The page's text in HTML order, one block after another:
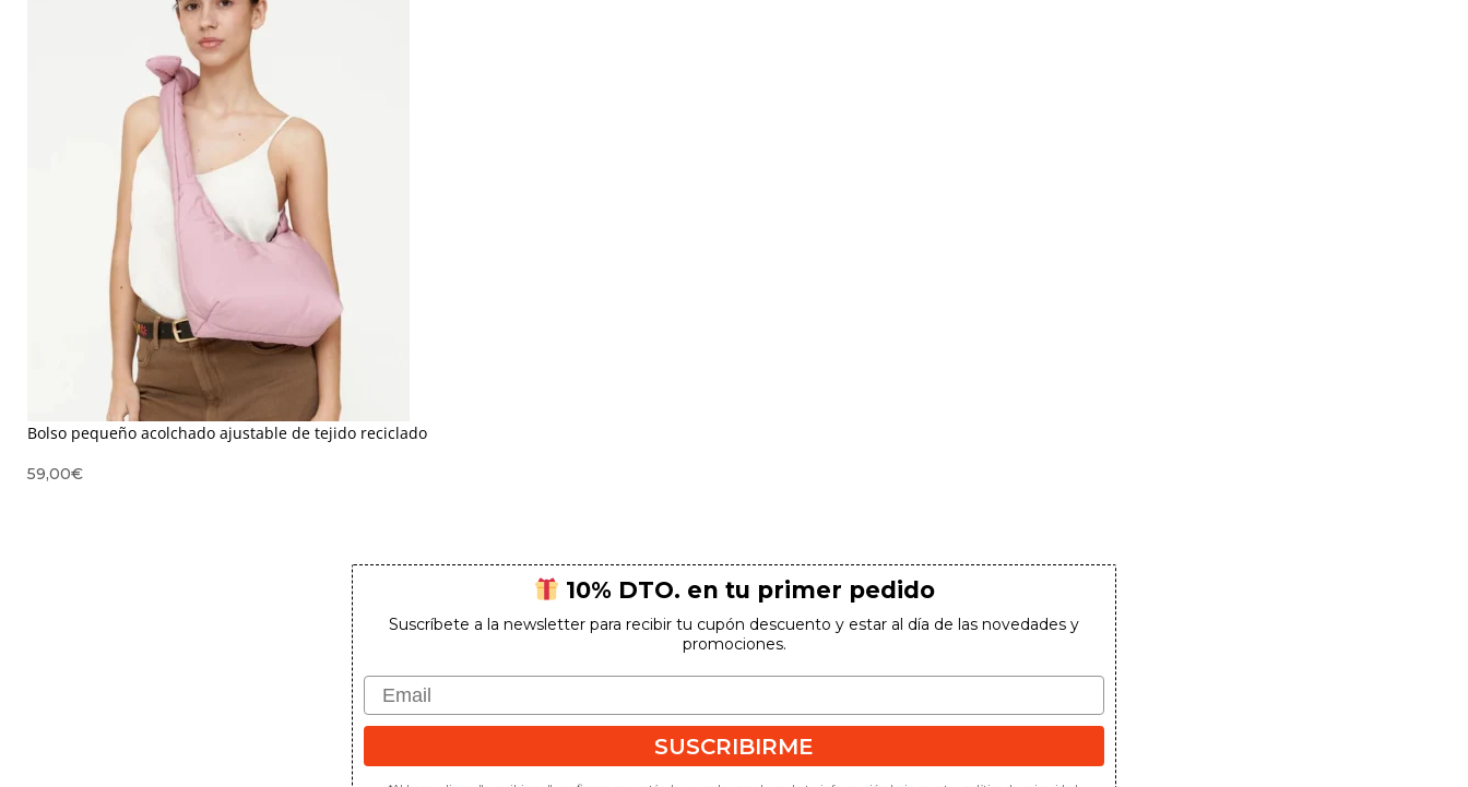
Bolso pequeño acolchado ajustable de tejido reciclado
59,00€
10% DTO. en tu primer pedido
Suscríbete a la newsletter para recibir tu cupón descuento y estar al día de las novedades y
promociones.
Email
SUSCRIBIRME